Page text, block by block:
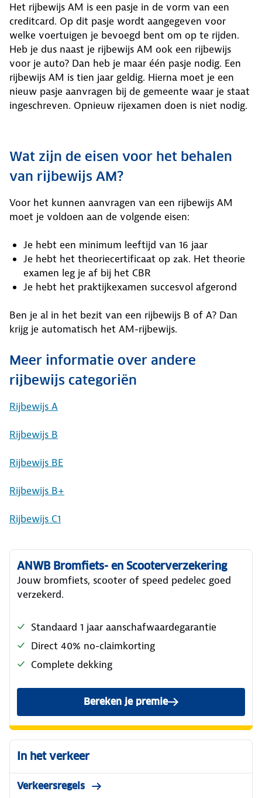
Het rijbewijs AM is een pasje in de vorm van een
creditcard. Op dit pasje wordt aangegeven voor
welke voertuigen je bevoegd bent om op te rijden.
Heb je dus naast je rijbewijs AM ook een rijbewijs
voor je auto? Dan heb je maar één pasje nodig. Een
rijbewijs AM is tien jaar geldig. Hierna moet je een
nieuw pasje aanvragen bij de gemeente waar je staat
ingeschreven. Opnieuw rijexamen doen is niet nodig.
Wat zijn de eisen voor het behalen
van rijbewijs AM?
Voor het kunnen aanvragen van een rijbewijs AM
moet je voldoen aan de volgende eisen:
Je hebt een minimum leeftijd van 16 jaar
Je hebt het theoriecertificaat op zak. Het theorie
examen leg je af bij het CBR
Je hebt het praktijkexamen succesvol afgerond
Ben je al in het bezit van een rijbewijs B of A? Dan
krijg je automatisch het AM-rijbewijs.
Meer informatie over andere
rijbewijs categoriën
Rijbewijs A
Rijbewijs B
Rijbewijs BE
Rijbewijs B+
Rijbewijs C1
ANWB Bromfiets- en Scooterverzekering
Jouw bromfiets, scooter of speed pedelec goed
verzekerd.
Standaard 1 jaar aanschafwaardegarantie
Direct 40% no-claimkorting
Complete dekking
Bereken je premie
In het verkeer
Verkeersregels